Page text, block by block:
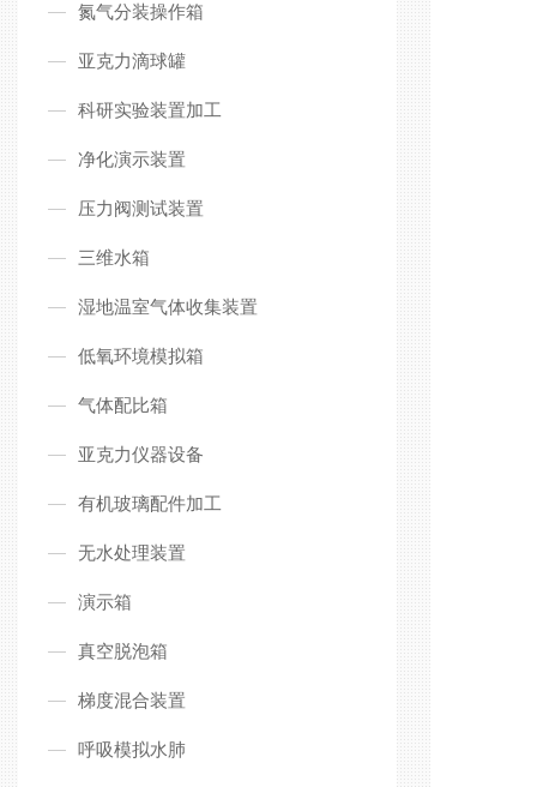
氮气分装操作箱
亚克力滴球罐
科研实验装置加工
净化演示装置
压力阀测试装置
三维水箱
湿地温室气体收集装置
低氧环境模拟箱
气体配比箱
亚克力仪器设备
有机玻璃配件加工
无水处理装置
演示箱
真空脱泡箱
梯度混合装置
呼吸模拟水肺